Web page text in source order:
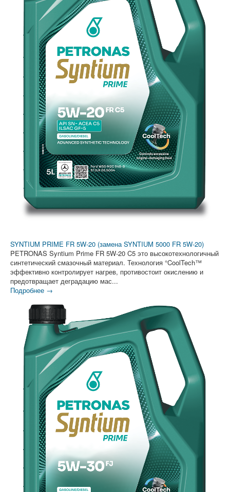
SYNTIUM PRIME FR 5W-20 (замена SYNTIUM 5000 FR 5W-20)
PETRONAS Syntium Prime FR 5W-20 C5 это высокотехнологичный
синтетический смазочный материал. Технология °CoolTech™
эффективно контролирует нагрев, противостоит окислению и
предотвращает деградацию мас...
Подробнее →